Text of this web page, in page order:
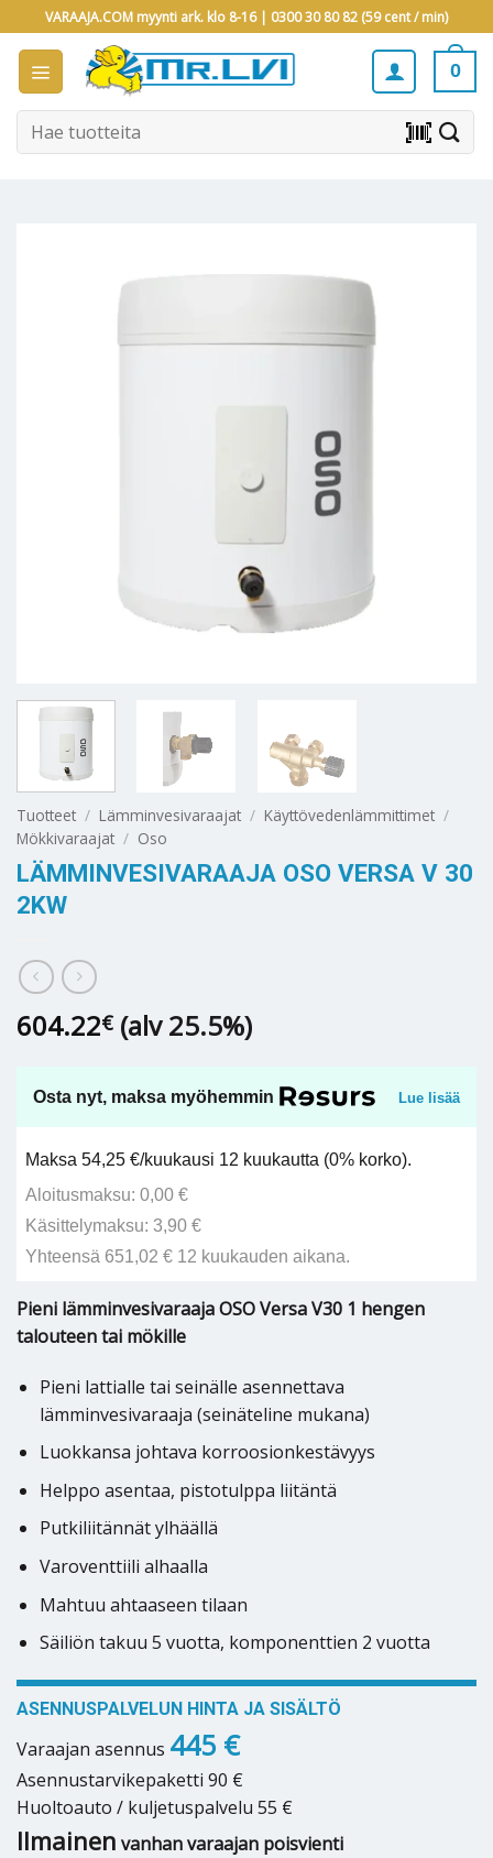
to
content
VARAAJA.COM myynti ark. klo 8-16 | 0300 30 80 82 (59 cent / min)
0
Etsi: barcode_scanner
Tuotteet / Lämminvesivaraajat / Käyttövedenlämmittimet /
Mökkivaraajat / Oso
LÄMMINVESIVARAAJA OSO VERSA V 30
2KW
604.22€ (alv 25.5%)
Osta nyt, maksa myöhemmin Lue lisää
Maksa 54,25 €/kuukausi 12 kuukautta (0% korko).
Aloitusmaksu: 0,00 €
Käsittelymaksu: 3,90 €
Yhteensä 651,02 € 12 kuukauden aikana.
Pieni lämminvesivaraaja OSO Versa V30 1 hengen
talouteen tai mökille
Pieni lattialle tai seinälle asennettava
lämminvesivaraaja (seinäteline mukana)
Luokkansa johtava korroosionkestävyys
Helppo asentaa, pistotulppa liitäntä
Putkiliitännät ylhäällä
Varoventtiili alhaalla
Mahtuu ahtaaseen tilaan
Säiliön takuu 5 vuotta, komponenttien 2 vuotta
ASENNUSPALVELUN HINTA JA SISÄLTÖ
Varaajan asennus 445 €
Asennustarvikepaketti 90 €
Huoltoauto / kuljetuspalvelu 55 €
Ilmainen vanhan varaajan poisvienti